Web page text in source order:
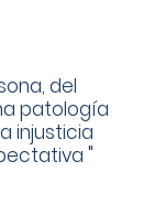
del
patología
injusticia
"